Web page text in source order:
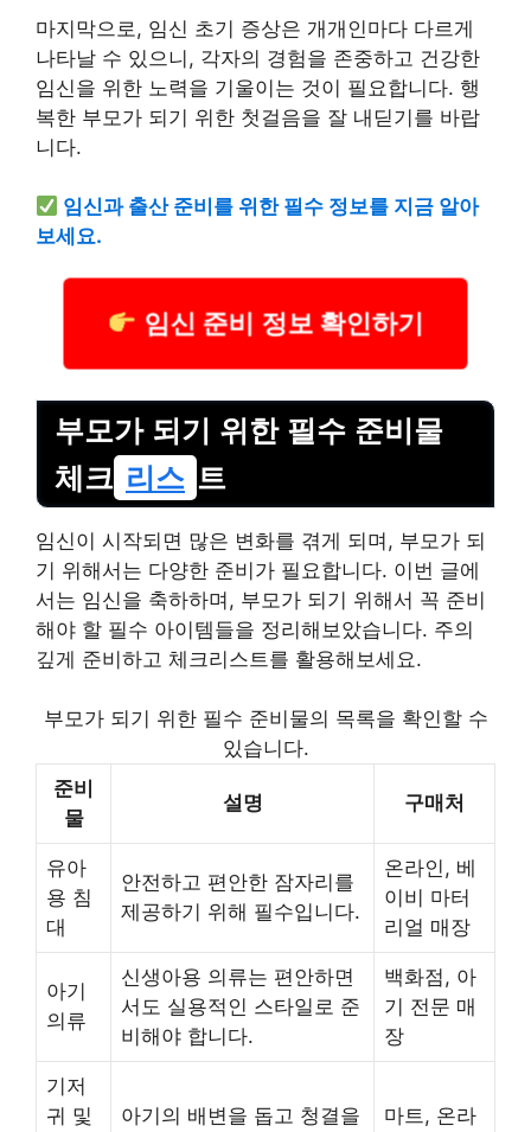
마지막으로, 임신 초기 증상은 개개인마다 다르게
나타날 수 있으니, 각자의 경험을 존중하고 건강한
임신을 위한 노력을 기울이는 것이 필요합니다. 행
복한 부모가 되기 위한 첫걸음을 잘 내딛기를 바랍
니다.
임신과 출산 준비를 위한 필수 정보를 지금 알아
보세요.
임신 준비 정보 확인하기
부모가 되기 위한 필수 준비물
체크 리스 트
임신이 시작되면 많은 변화를 겪게 되며, 부모가 되
기 위해서는 다양한 준비가 필요합니다. 이번 글에
서는 임신을 축하하며, 부모가 되기 위해서 꼭 준비
해야 할 필수 아이템들을 정리해보았습니다. 주의
깊게 준비하고 체크리스트를 활용해보세요.
부모가 되기 위한 필수 준비물의 목록을 확인할 수
있습니다.
준비
물
설명 구매처
유아
용 침
대
안전하고 편안한 잠자리를
제공하기 위해 필수입니다.
온라인, 베
이비 마터
리얼 매장
아기
의류
신생아용 의류는 편안하면
서도 실용적인 스타일로 준
비해야 합니다.
백화점, 아
기 전문 매
장
기저
귀 및
아기의 배변을 돕고 청결을
마트, 온라